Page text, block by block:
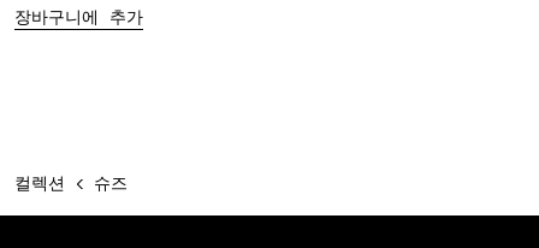
장바구니에 추가
컬렉션 슈즈